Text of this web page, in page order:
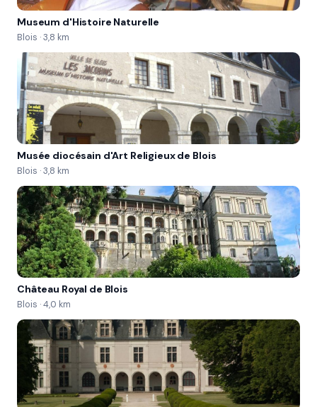
indicatif  c'est le vent qui détermine le parcours.
La vallée de la Loire La ville royale de Blois
Chambord Chaumont Cheverny
Museum d'Histoire Naturelle
Blois · 3,8 km
Musée diocésain d'Art Religieux de Blois
Blois · 3,8 km
Château Royal de Blois
Blois · 4,0 km